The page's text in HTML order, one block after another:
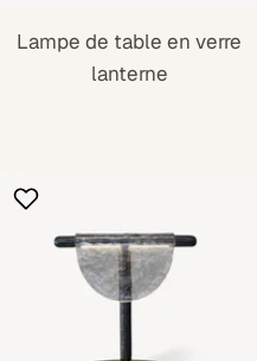
Lampe de table en verre
lanterne